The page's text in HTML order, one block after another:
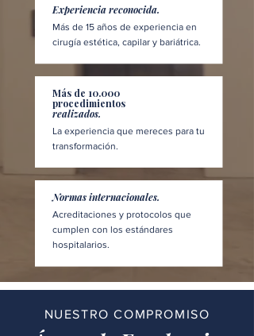
Experiencia reconocida.
Más de 15 años de experiencia en
cirugía estética, capilar y bariátrica.
Más de 10.000
procedimientos
realizados.
La experiencia que mereces para tu
transformación.
Normas internacionales.
Acreditaciones y protocolos que
cumplen con los estándares
hospitalarios.
NUESTRO COMPROMISO